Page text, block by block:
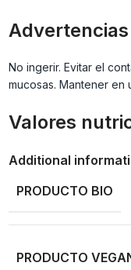
Advertencias
No ingerir. Evitar el
mucosas. Mantener en
Valores
Additional
PRODUCTO BIO
PRODUCTO